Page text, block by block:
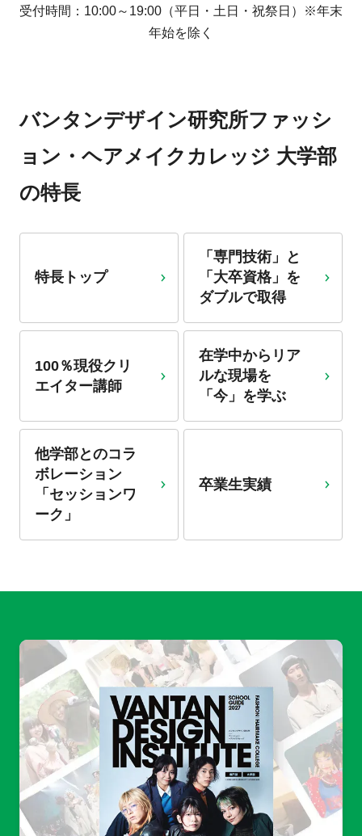
受付時間：10:00～19:00（平日・土日・祝祭日）※年末
年始を除く
バンタンデザイン研究所ファッシ
ョン・ヘアメイクカレッジ 大学部
の特長
特長トップ
「専門技術」と
「大卒資格」を
ダブルで取得
100％現役クリ
エイター講師
在学中からリア
ルな現場を
「今」を学ぶ
他学部とのコラ
ボレーション
「セッションワ
ーク」
卒業生実績